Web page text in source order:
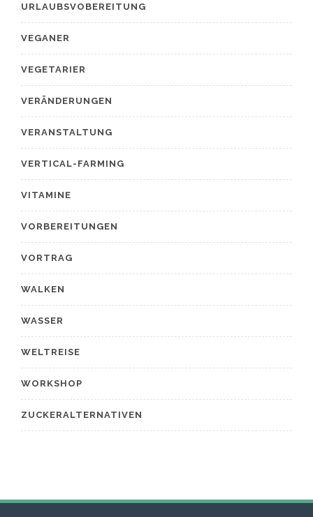
URLAUBSVOBEREITUNG
VEGANER
VEGETARIER
VERÄNDERUNGEN
VERANSTALTUNG
VERTICAL-FARMING
VITAMINE
VORBEREITUNGEN
VORTRAG
WALKEN
WASSER
WELTREISE
WORKSHOP
ZUCKERALTERNATIVEN